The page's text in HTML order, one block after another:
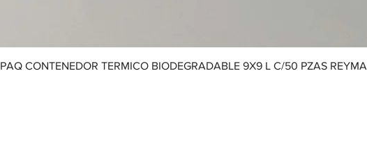
PAQ CONTENEDOR TERMICO BIODEGRADABLE 9X9 L C/50 PZAS REYMA